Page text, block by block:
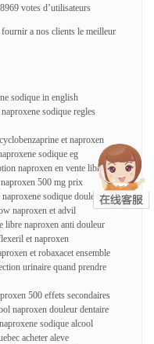
votes d’utilisateurs
a nos clients le meilleur
sodique in english
sodique regles
et naproxen
sodique eg
naproxen en vente libre
500 mg prix
sodique douleur dos
naproxen et advil
libre naproxen anti douleur
et naproxen
et robaxacet ensemble
urinaire quand prendre
500 effets secondaires
naproxen douleur dentaire
sodique alcool
acheter aleve